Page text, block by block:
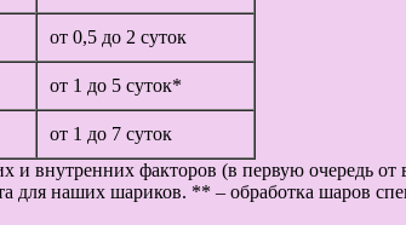
от 0,5 до 2 суток
от 1 до 5 суток*
от 1 до 7 суток
и внутренних факторов (в первую очередь
для наших шариков. ** – обработка шаров